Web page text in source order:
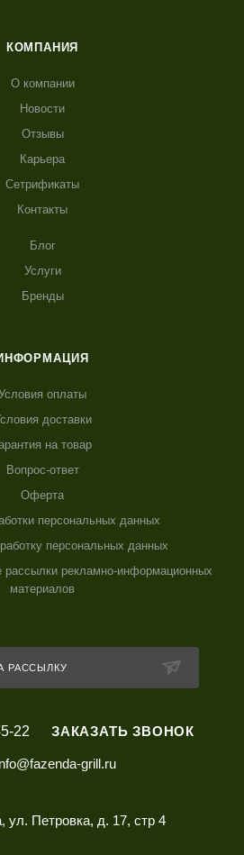
КОМПАНИЯ
О компании
Новости
Отзывы
Карьера
Сетрификаты
Контакты
Блог
Услуги
Бренды
оплаты
доставки
на товар
Вопрос-ответ
Оферта
персональных данных
персональных данных
рассылки рекламно-информационных
материалов
РАССЫЛКУ
22 ЗАКАЗАТЬ ЗВОНОК
grill.ru
ул. Петровка, д. 17, стр 4